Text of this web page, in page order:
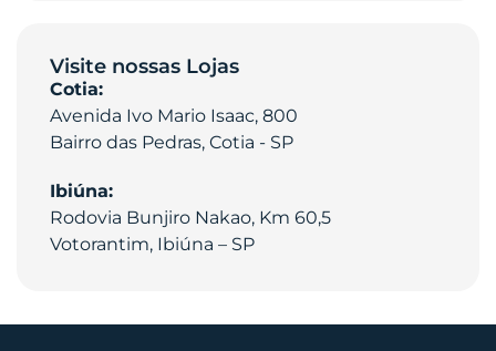
Visite nossas Lojas
Cotia:
Avenida Ivo Mario Isaac, 800
Bairro das Pedras, Cotia - SP
Ibiúna:
Rodovia Bunjiro Nakao, Km 60,5
Votorantim, Ibiúna – SP